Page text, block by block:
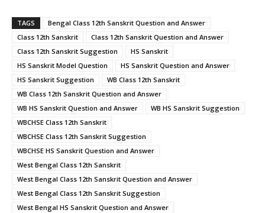
TAGS
Bengal Class 12th Sanskrit Question and Answer
Class 12th Sanskrit
Class 12th Sanskrit Question and Answer
Class 12th Sanskrit Suggestion
HS Sanskrit
HS Sanskrit Model Question
HS Sanskrit Question and Answer
HS Sanskrit Suggestion
WB Class 12th Sanskrit
WB Class 12th Sanskrit Question and Answer
WB HS Sanskrit Question and Answer
WB HS Sanskrit Suggestion
WBCHSE Class 12th Sanskrit
WBCHSE Class 12th Sanskrit Suggestion
WBCHSE HS Sanskrit Question and Answer
West Bengal Class 12th Sanskrit
West Bengal Class 12th Sanskrit Question and Answer
West Bengal Class 12th Sanskrit Suggestion
West Bengal HS Sanskrit Question and Answer